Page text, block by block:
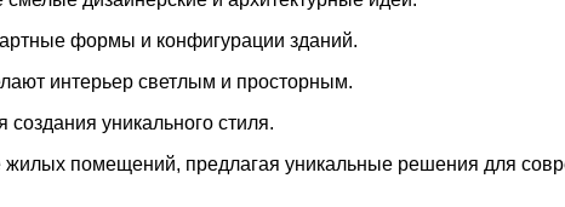
формы и конфигурации зданий.
интерьер светлым и просторным.
уникального стиля.
помещений, предлагая уникальные решения для